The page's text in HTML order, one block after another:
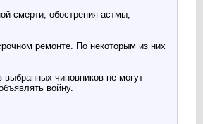
смерти, обострения астмы,
ремонте. По некоторым из них
выбранных чиновников не могут
войну.